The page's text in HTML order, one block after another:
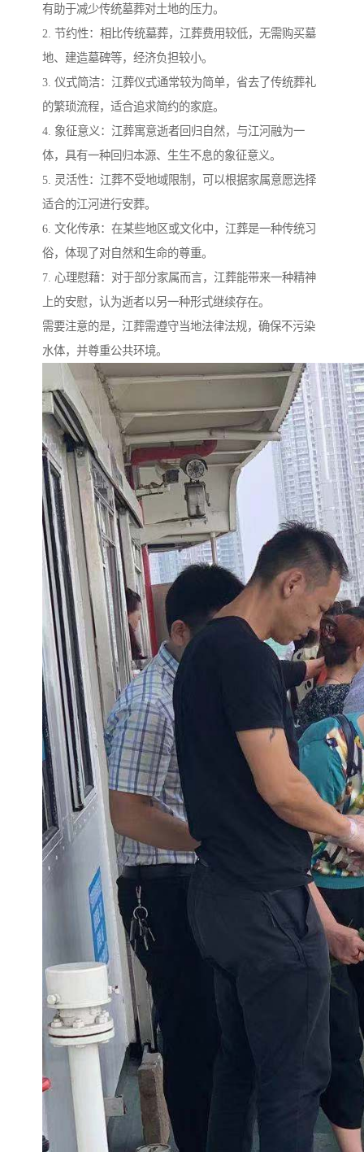
有助于减少传统墓葬对土地的压力。
2. 节约性：相比传统墓葬，江葬费用较低，无需购买墓
地、建造墓碑等，经济负担较小。
3. 仪式简洁：江葬仪式通常较为简单，省去了传统葬礼
的繁琐流程，适合追求简约的家庭。
4. 象征意义：江葬寓意逝者回归自然，与江河融为一
体，具有一种回归本源、生生不息的象征意义。
5. 灵活性：江葬不受地域限制，可以根据家属意愿选择
适合的江河进行安葬。
6. 文化传承：在某些地区或文化中，江葬是一种传统习
俗，体现了对自然和生命的尊重。
7. 心理慰藉：对于部分家属而言，江葬能带来一种精神
上的安慰，认为逝者以另一种形式继续存在。
需要注意的是，江葬需遵守当地法律法规，确保不污染
水体，并尊重公共环境。